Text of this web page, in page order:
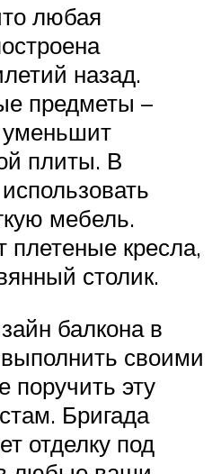
любая
назад.
предметы –
уменьшит
плиты. В
мебель.
кресла,
столик.
балкона в
своими
поручить эту
Бригада
отделку под